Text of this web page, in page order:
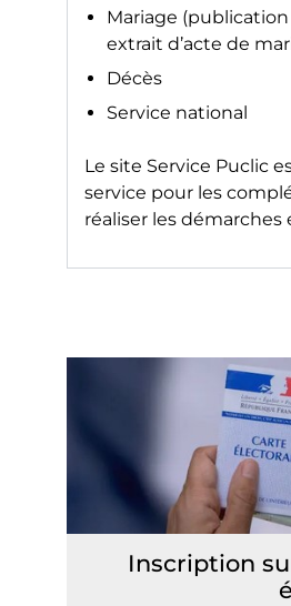
Mariage (publication
extrait d’acte de
Décès
Service national
Le site Service Puclic
service pour les
réaliser les démarches
Inscription